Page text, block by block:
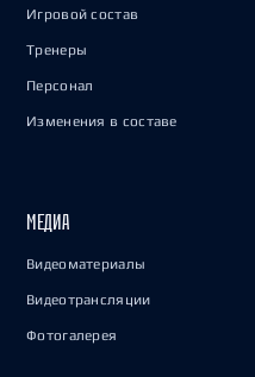
Игровой состав
Тренеры
Персонал
Изменения в составе
МЕДИА
Видеоматериалы
Видеотрансляции
Фотогалерея